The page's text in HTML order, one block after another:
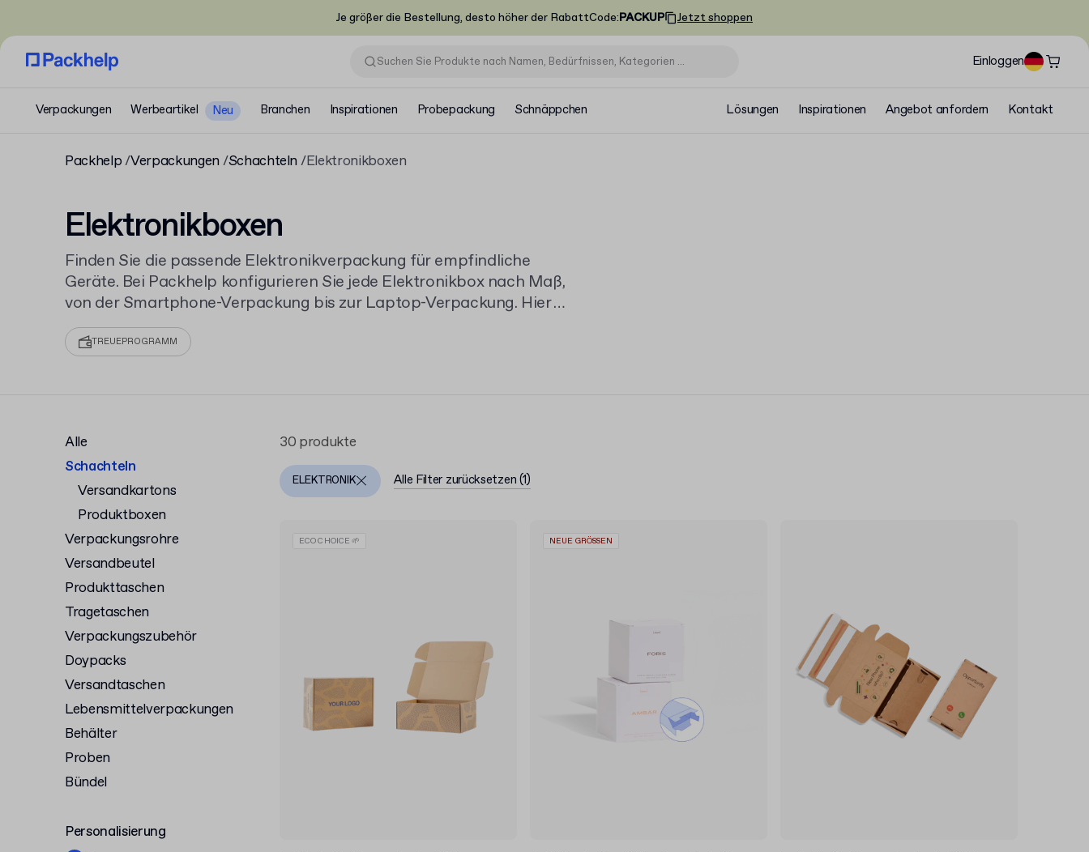
Je größer die Bestellung, desto höher der RabattCode:PACKUP Jetzt shoppen
Einloggen
Verpackungen Werbeartikel Neu Branchen Inspirationen Probepackung Schnäppchen Lösungen Inspirationen Angebot anfordern Kontakt
Packhelp Verpackungen Schachteln Elektronikboxen
Elektronikboxen
Finden Sie die passende Elektronikverpackung für empfindliche
Geräte. Bei Packhelp konfigurieren Sie jede Elektronikbox nach Maß,
von der Smartphone-Verpackung bis zur Laptop-Verpackung. Hier
finden Sie robuste
ans Ziel bringen.
TREUEPROGRAMM
Alle
Schachteln
Versandkartons
Produktboxen
Verpackungsrohre
Versandbeutel
Produkttaschen
Tragetaschen
Verpackungszubehör
Doypacks
Versandtaschen
Lebensmittelverpackungen
Behälter
Proben
Bündel
Personalisierung
30 produkte
ELEKTRONIK Alle Filter zurücksetzen (1)
ECO CHOICE 🌱 NEUE GRÖSSEN